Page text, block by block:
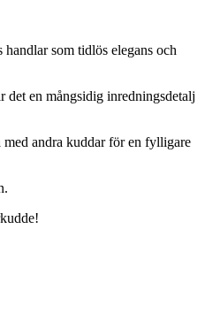
som tidlös elegans och
en mångsidig inredningsdetalj
med andra kuddar för en fylligare